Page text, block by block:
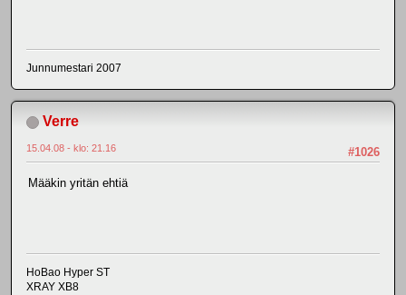
Junnumestari 2007
Verre
#1026
15.04.08 - klo: 21.16
Määkin yritän ehtiä
HoBao Hyper ST
XRAY XB8